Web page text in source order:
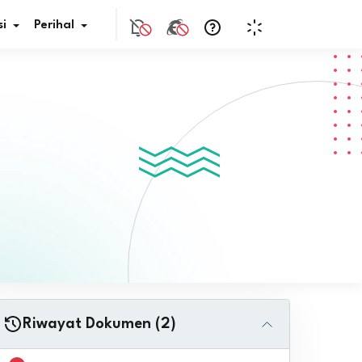
JDIH
Perihal
Riwayat Dokumen (2)